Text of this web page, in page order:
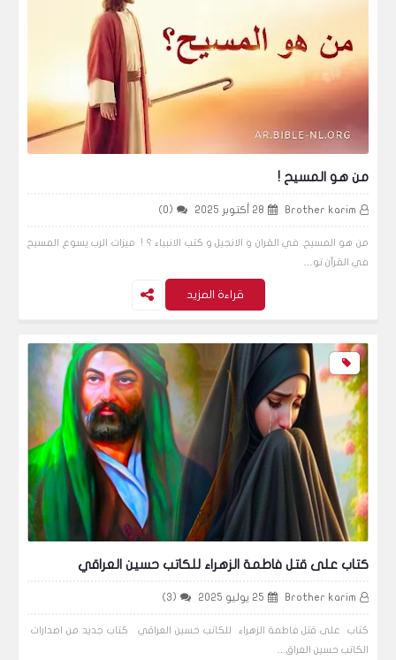
بعد "صلاة العمال على السجادة الحمراء".. غزوة
جديدة للمسلمين في القاهرة
الأخبار
هل يتخطى ترامب العقبات الست في طريقه للبيت
الأبيض عام 2024؟
الأخبار
من هو المسيح !
Brother karim 28 أكتوبر 2025 (0)
من هو المسيح. في القران و الانجيل و كتب الانبياء ؟ ! ميزات الرب يسوع المسيح
في القرآن تو…
قراءة المزيد
كتاب على قتل فاطمة الزهراء للكاتب حسين العراقي
Brother karim 25 يوليو 2025 (3)
كتاب على قتل فاطمة الزهراء للكاتب حسين العراقي كتاب جديد من اصدارات
الكاتب حسين العراق…